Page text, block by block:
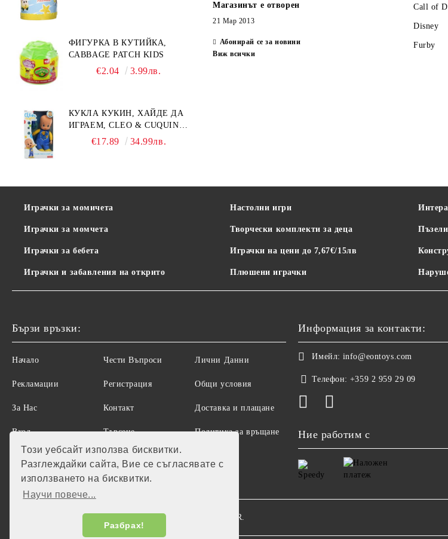
Този уебсайт използва бисквитки.
Разглеждайки сайта, Вие се съгласявате с
използването на бисквитки.
Научи повече...
Разбрах!
ФИГУРКА В КУТИЙКА,
CABBAGE PATCH KIDS
€2.04 3.99лв.
КУКЛА КУКИН, ХАЙДЕ ДА
ИГРАЕМ, CLEO & CUQUIN,
25 СМ.€17.89 34.99лв.
Магазинът е отворен
21 Мар 2013
Абонирай се за новини
Виж всички
Call of
Disney
Furby
Играчки за момичета
Играчки за момчета
Играчки за бебета
Играчки и забавления на открито
Настолни игри
Творчески комплекти за деца
Играчки на цени до 7,67€/15лв
Плюшени играчки
Пъзели
Бързи връзки:
Начало
Рекламации
За Нас
Вход
Чести Въпроси
Регистрация
Контакт
Търсене
Лични Данни
Общи условия
Доставка и плащане
Политика за връщане
Информация за контакти:
Имейл: info@eontoys.com
Телефон: +359 2 959 29 09
Ние работим с
Нашият онлайн магазин е 100% съобразен с GDPR.